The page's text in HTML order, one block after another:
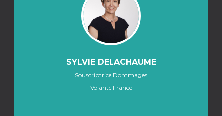
SYLVIE DELACHAUME
Souscriptrice Dommages
Volante France